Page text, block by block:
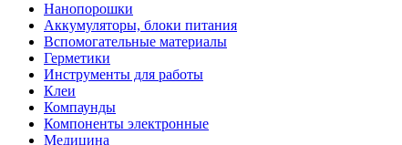
Нанопорошки
Аккумуляторы, блоки питания
Вспомогательные материалы
Герметики
Инструменты для работы
Клеи
Компаунды
Компоненты электронные
Медицина